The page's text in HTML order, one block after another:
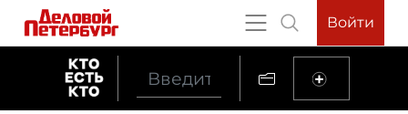
Войти